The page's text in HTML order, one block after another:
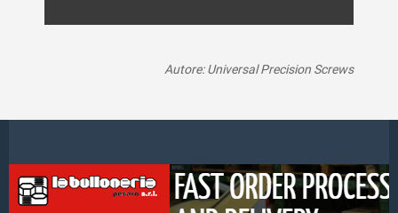
Autore: Universal Precision Screws